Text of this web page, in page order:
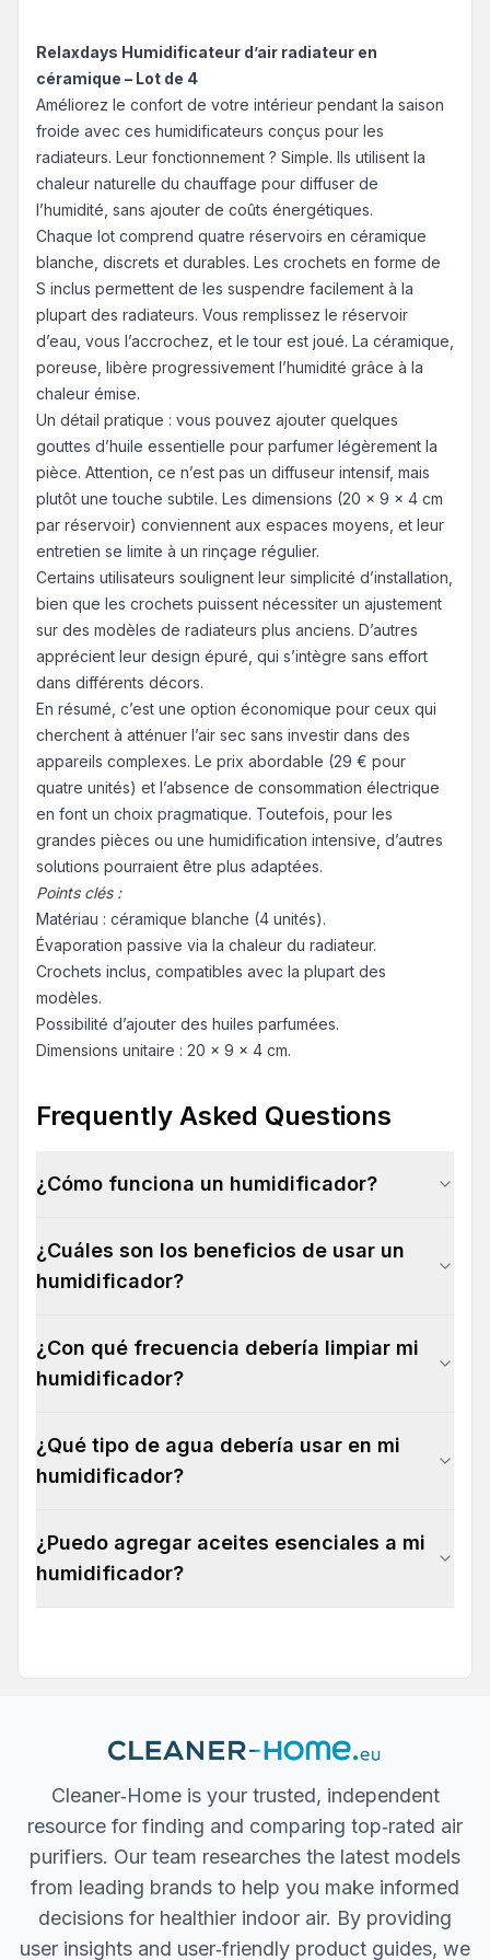
Relaxdays Humidificateur d’air radiateur en
céramique – Lot de 4
Améliorez le confort de votre intérieur pendant la saison
froide avec ces humidificateurs conçus pour les
radiateurs. Leur fonctionnement ? Simple. Ils utilisent la
chaleur naturelle du chauffage pour diffuser de
l’humidité, sans ajouter de coûts énergétiques.
Chaque lot comprend quatre réservoirs en céramique
blanche, discrets et durables. Les crochets en forme de
S inclus permettent de les suspendre facilement à la
plupart des radiateurs. Vous remplissez le réservoir
d’eau, vous l’accrochez, et le tour est joué. La céramique,
poreuse, libère progressivement l’humidité grâce à la
chaleur émise.
Un détail pratique : vous pouvez ajouter quelques
gouttes d’huile essentielle pour parfumer légèrement la
pièce. Attention, ce n’est pas un diffuseur intensif, mais
plutôt une touche subtile. Les dimensions (20 x 9 x 4 cm
par réservoir) conviennent aux espaces moyens, et leur
entretien se limite à un rinçage régulier.
Certains utilisateurs soulignent leur simplicité d’installation,
bien que les crochets puissent nécessiter un ajustement
sur des modèles de radiateurs plus anciens. D’autres
apprécient leur design épuré, qui s’intègre sans effort
dans différents décors.
En résumé, c’est une option économique pour ceux qui
cherchent à atténuer l’air sec sans investir dans des
appareils complexes. Le prix abordable (29 € pour
quatre unités) et l’absence de consommation électrique
en font un choix pragmatique. Toutefois, pour les
grandes pièces ou une humidification intensive, d’autres
solutions pourraient être plus adaptées.
Points clés :
Matériau : céramique blanche (4 unités).
Évaporation passive via la chaleur du radiateur.
Crochets inclus, compatibles avec la plupart des
modèles.
Possibilité d’ajouter des huiles parfumées.
Dimensions unitaire : 20 x 9 x 4 cm.
Frequently Asked Questions
¿Cómo funciona un humidificador?
¿Cuáles son los beneficios de usar un
humidificador?
¿Con qué frecuencia debería limpiar mi
humidificador?
¿Qué tipo de agua debería usar en mi
humidificador?
¿Puedo agregar aceites esenciales a mi
humidificador?
Cleaner‐Home is your trusted, independent
resource for finding and comparing top‐rated air
purifiers. Our team researches the latest models
from leading brands to help you make informed
decisions for healthier indoor air. By providing
user insights and user‐friendly product guides, we